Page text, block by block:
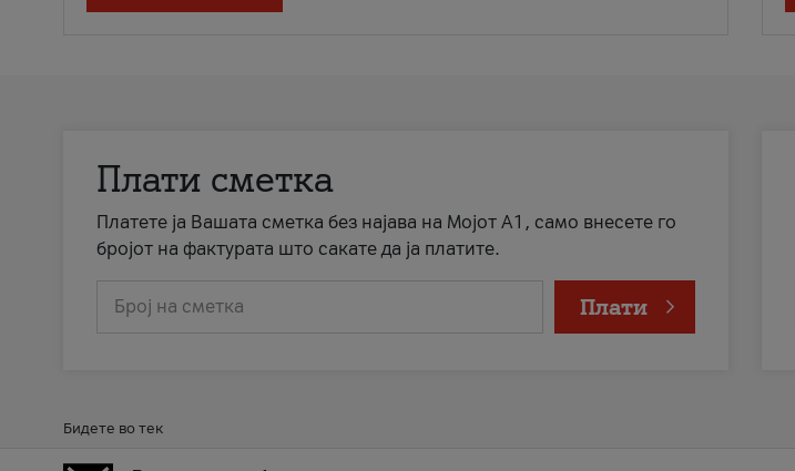
Плати сметка
Платете ја Вашата сметка без најава на Мојот А1, само внесете го
бројот на фактурата што сакате да ја платите.
Број на сметка Плати
Бидете во тек